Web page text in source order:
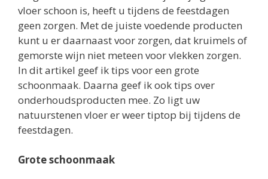
vloer schoon is, heeft u tijdens de feestdagen
geen zorgen. Met de juiste voedende producten
kunt u er daarnaast voor zorgen, dat kruimels of
gemorste wijn niet meteen voor vlekken zorgen.
In dit artikel geef ik tips voor een grote
schoonmaak. Daarna geef ik ook tips over
onderhoudsproducten mee. Zo ligt uw
natuurstenen vloer er weer tiptop bij tijdens de
feestdagen.
Grote schoonmaak